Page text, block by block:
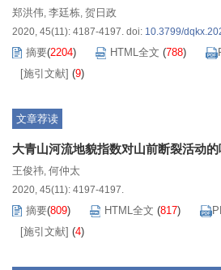
郑洪伟, 李廷栋, 贺日政
2020, 45(11): 4187-4197. doi: 10.3799/
摘要(2204) HTML全文 (788)
[施引文献] (9)
文章荐读
大青山河流地貌指数对山前断裂活动
王俊祎, 何仲太
2020, 45(11): 4197-4197.
摘要(809) HTML全文 (817)
[施引文献] (4)